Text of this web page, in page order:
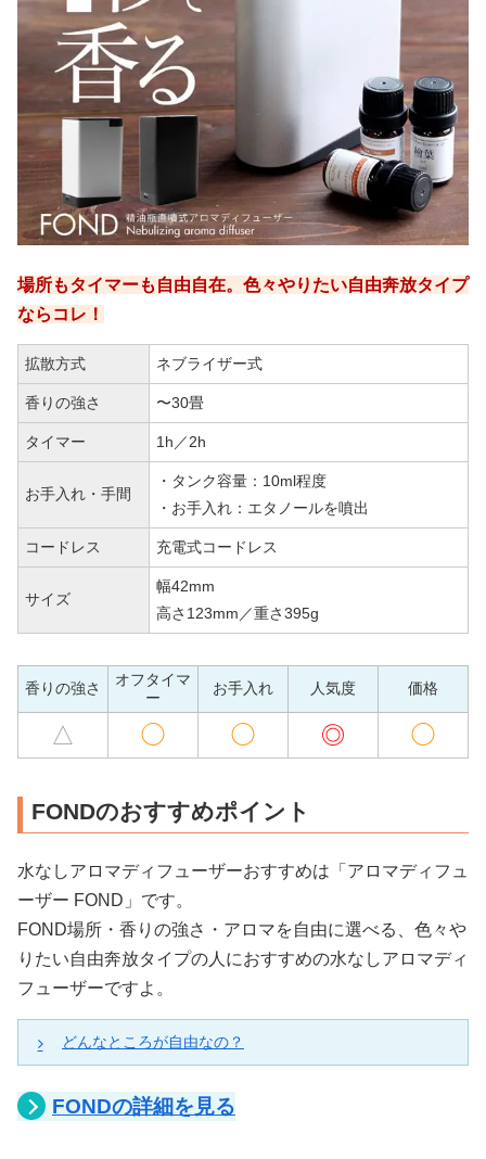
AROMA MOBIに使用するエッセンシャルオイルは
別売りですが、購入したオイルは専用のビンに移
し替えて、本体にセットする必要があります。
それだけでも少し手間なのですが、それに加えて
ビンの容量が10mlなのでスグにオイルが無くな
り、頻繁にエッセンシャルオイルの継ぎ足しが必
要です。
時々ドライブするくらいなら、それも気にならな
AROMA MOBIを選びましょう！
場所もタイマーも自由自在。色々やりたい自由奔放タイプ
ならコレ！
拡散方式 ネブライザー式
香りの強さ 〜30畳
タイマー 1h／2h
お手入れ・手間
・タンク容量：10ml程度
・お手入れ：エタノールを噴出
コードレス 充電式コードレス
サイズ
幅42mm
高さ123mm／重さ395g
香りの強さ
オフタイマ
ー
お手入れ 人気度 価格
△ ◯ ◯ ◎ ◯
FONDのおすすめポイント
水なしアロマディフューザーおすすめは「アロマディフュ
ーザー FOND」です。
FOND場所・香りの強さ・アロマを自由に選べる、色々や
りたい自由奔放タイプの人におすすめの水なしアロマディ
フューザーですよ。
どんなところが自由なの？
場所を選ばないコードレス
FONDの詳細を見る